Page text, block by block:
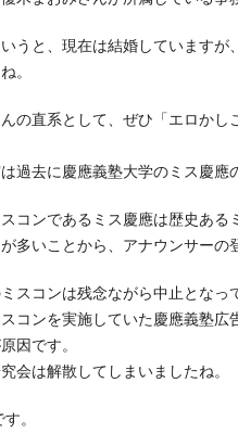
うと、現在は結婚しています
。
の直系として、ぜひ「エロか
過去に慶應義塾大学のミス慶應
コンであるミス慶應は歴史あ
多いことから、アナウンサーの
スコンは残念ながら中止となっ
コンを実施していた慶應義塾
因です。
会は解散してしまいましたね。
。